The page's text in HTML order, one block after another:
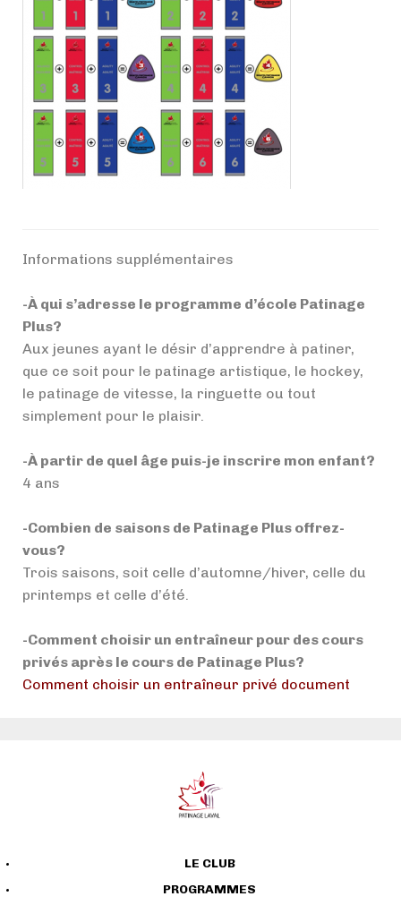
Informations supplémentaires
-À qui s’adresse le programme d’école Patinage
Plus?
Aux jeunes ayant le désir d’apprendre à patiner,
que ce soit pour le patinage artistique, le hockey,
le patinage de vitesse, la ringuette ou tout
simplement pour le plaisir.
-À partir de quel âge puis-je inscrire mon enfant?
4 ans
-Combien de saisons de Patinage Plus offrez-
vous?
Trois saisons, soit celle d’automne/hiver, celle du
printemps et celle d’été.
-Comment choisir un entraîneur pour des cours
privés après le cours de Patinage Plus?
Comment choisir un entraîneur privé document
LE CLUB
PROGRAMMES